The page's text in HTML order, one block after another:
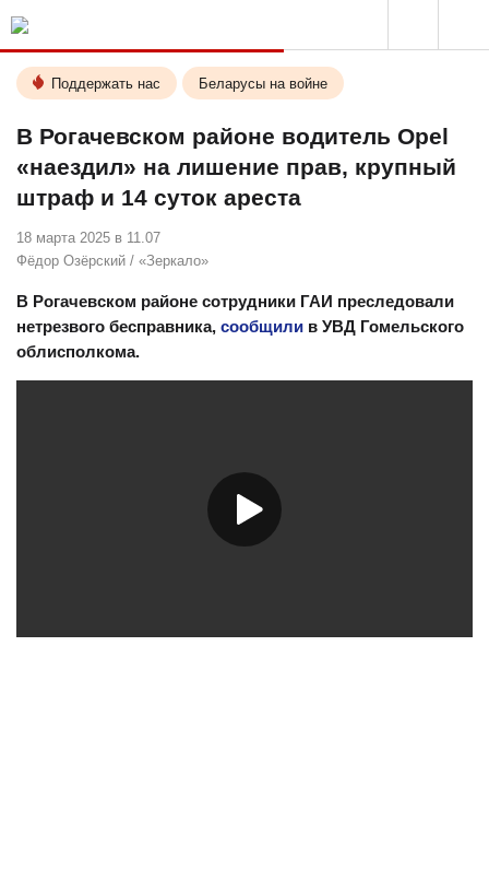
Поддержать нас Беларусы на войне
В Рогачевском районе водитель Opel
«наездил» на лишение прав, крупный
штраф и 14 суток ареста
18 марта 2025 в 11.07
Фёдор Озёрский / «Зеркало»
В Рогачевском районе сотрудники ГАИ преследовали
нетрезвого бесправника, сообщили в УВД Гомельского
облисполкома.